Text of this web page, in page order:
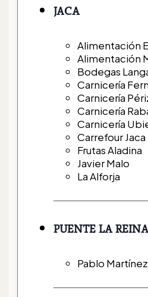
JACA
Alimentación
Alimentación
Bodegas
Carnicería
Carnicería
Carnicería
Carnicería
Carrefour Jaca
Frutas Aladina
Javier Malo
La Alforja
PUENTE LA REINA
Pablo Martínez